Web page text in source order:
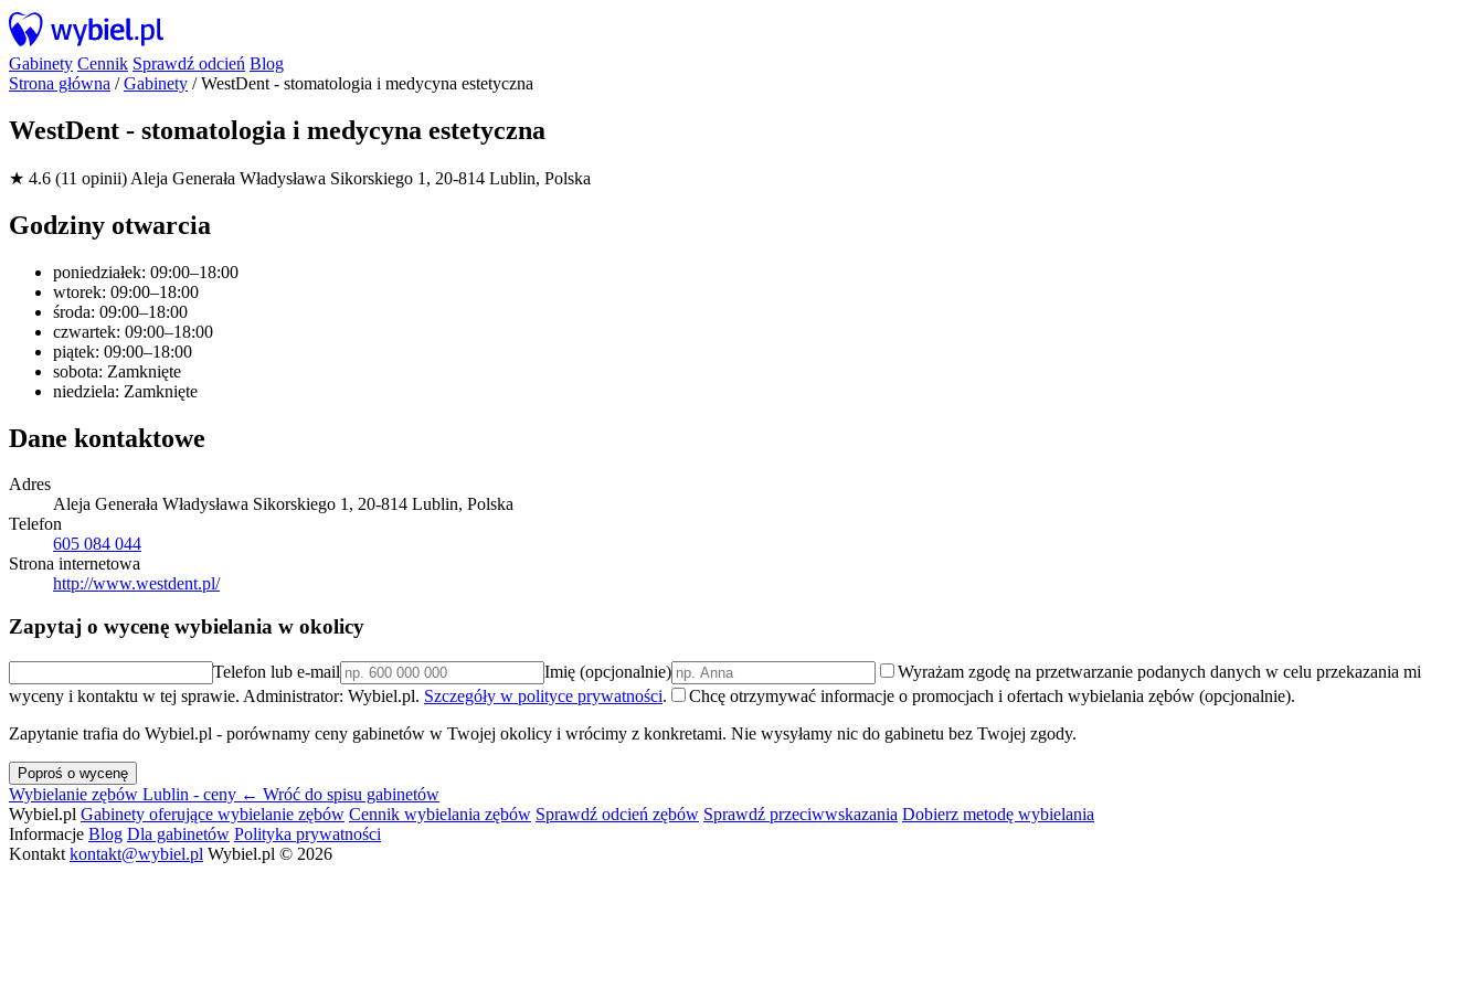
Gabinety Cennik Sprawdź odcień Blog
Strona główna /Gabinety /WestDent - stomatologia i medycyna estetyczna
WestDent - stomatologia i medycyna estetyczna
★ 4.6 (11 opinii) Aleja Generała Władysława Sikorskiego 1, 20-814 Lublin, Polska
Godziny otwarcia
poniedziałek: 09:00–18:00
wtorek: 09:00–18:00
środa: 09:00–18:00
czwartek: 09:00–18:00
piątek: 09:00–18:00
sobota: Zamknięte
niedziela: Zamknięte
Dane kontaktowe
Adres
Aleja Generała Władysława Sikorskiego 1, 20-814 Lublin, Polska
Telefon
605 084 044
Strona internetowa
http://www.westdent.pl/
Zapytaj o wycenę wybielania w okolicy
Telefon lub e-mail Imię (opcjonalnie)
Wyrażam zgodę na przetwarzanie podanych danych w celu przekazania mi
wyceny i kontaktu w tej sprawie. Administrator: Wybiel.pl. Szczegóły w polityce prywatności.
Chcę otrzymywać informacje o promocjach i ofertach wybielania zębów (opcjonalnie).
Zapytanie trafia do Wybiel.pl - porównamy ceny gabinetów w Twojej okolicy i wrócimy z konkretami. Nie wysyłamy nic do gabinetu bez Twojej zgody.
Poproś o wycenę
Wybielanie zębów Lublin - ceny ← Wróć do spisu gabinetów
Wybiel.pl Gabinety oferujące wybielanie zębów Cennik wybielania zębów Sprawdź odcień zębów Sprawdź przeciwwskazania Dobierz metodę wybielania
Informacje Blog Dla gabinetów Polityka prywatności
Kontakt kontakt@wybiel.pl Wybiel.pl © 2026